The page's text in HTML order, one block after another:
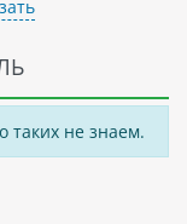
не знаем.